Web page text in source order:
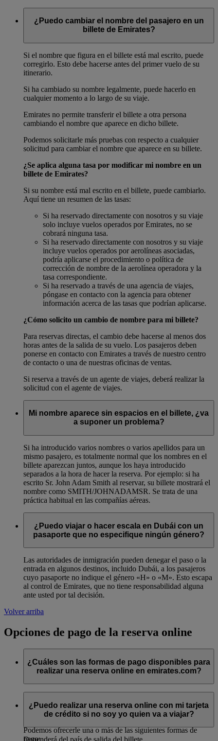
¿Puedo cambiar el nombre del pasajero en un
billete de Emirates?
Si el nombre que figura en el billete está mal escrito, puede
corregirlo. Esto debe hacerse antes del primer vuelo de su
itinerario.
Si ha cambiado su nombre legalmente, puede hacerlo en
cualquier momento a lo largo de su viaje.
Emirates no permite transferir el billete a otra persona
cambiando el nombre que aparece en dicho billete.
Podemos solicitarle más pruebas con respecto a cualquier
solicitud para cambiar el nombre que aparece en su billete.
¿Se aplica alguna tasa por modificar mi nombre en un
billete de Emirates?
Si su nombre está mal escrito en el billete, puede cambiarlo.
Aquí tiene un resumen de las tasas:
Si ha reservado directamente con nosotros y su viaje
solo incluye vuelos operados por Emirates, no se
cobrará ninguna tasa.
Si ha reservado directamente con nosotros y su viaje
incluye vuelos operados por aerolíneas asociadas,
podría aplicarse el procedimiento o política de
corrección de nombre de la aerolínea operadora y la
tasa correspondiente.
Si ha reservado a través de una agencia de viajes,
póngase en contacto con la agencia para obtener
información acerca de las tasas que podrían aplicarse.
¿Cómo solicito un cambio de nombre para mi billete?
Para reservas directas, el cambio debe hacerse al menos dos
horas antes de la salida de su vuelo. Los pasajeros deben
ponerse en contacto con Emirates a través de nuestro centro
de contacto o una de nuestras oficinas de ventas.
Si reserva a través de un agente de viajes, deberá realizar la
solicitud con el agente de viajes.
Mi nombre aparece sin espacios en el billete, ¿va
a suponer un problema?
Si ha introducido varios nombres o varios apellidos para un
mismo pasajero, es totalmente normal que los nombres en el
billete aparezcan juntos, aunque los haya introducido
separados a la hora de hacer la reserva. Por ejemplo: si ha
escrito Sr. John Adam Smith al reservar, su billete mostrará el
nombre como SMITH/JOHNADAMSR. Se trata de una
práctica habitual en las compañías aéreas.
¿Puedo viajar o hacer escala en Dubái con un
pasaporte que no especifique ningún género?
Las autoridades de inmigración pueden denegar el paso o la
entrada en algunos destinos, incluido Dubái, a los pasajeros
cuyo pasaporte no indique el género «H» o «M». Esto escapa
al control de Emirates, que no tiene responsabilidad alguna
ante usted por tal decisión.
Volver arriba
Opciones de pago de la reserva online
¿Cuáles son las formas de pago disponibles para
realizar una reserva online en emirates.com?
disponibles dependerán del país donde realice la reserva y del
tiempo del que disponga antes de la salida.
Podemos ofrecerle una o más de las siguientes formas de
pago:
¿Puedo realizar una reserva online con mi tarjeta
de crédito si no soy yo quien va a viajar?